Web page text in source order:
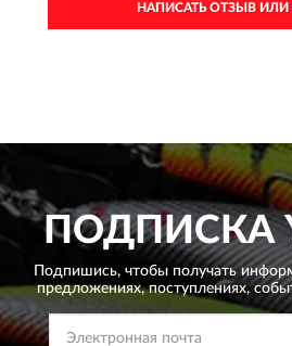
НАПИСАТЬ ОТЗЫВ
ПОДПИСКА
Подпишись, чтобы получать
предложениях,поступлениях,